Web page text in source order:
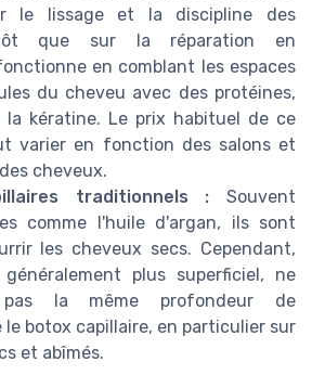
le lissage et la discipline des
que sur la réparation en
en comblant les espaces
du cheveu avec des protéines,
la kératine. Le prix habituel de ce
varier en fonction des salons et
cheveux.
traditionnels : Souvent
comme l'huile d'argan, ils sont
les cheveux secs. Cependant,
plus superficiel, ne
pas la même profondeur de
botox capillaire, en particulier sur
et abîmés.